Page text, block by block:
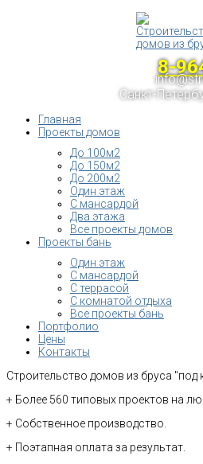
8-
Санкт-
Главная
Проекты домов
До 100м2
До 150м2
До 200м2
Один этаж
С мансардой
Два этажа
Все проекты домов
Проекты бань
Один этаж
С мансардой
С террасой
С комнатой отдыха
Все проекты бань
Портфолио
Цены
Контакты
Строительство домов из бруса "под
+ Более 560 типовых проектов на
+ Собственное производство.
+ Поэтапная оплата за результат.